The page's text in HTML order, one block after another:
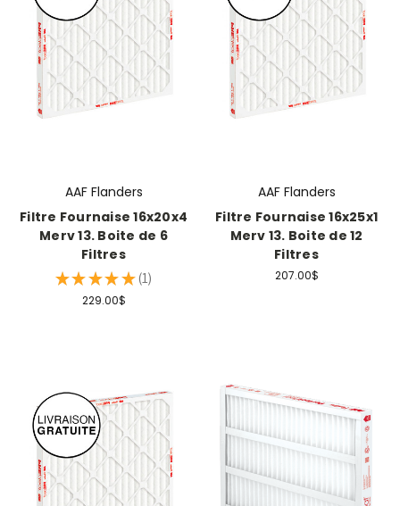
AAF Flanders
Filtre Fournaise 16x20x4
Merv 13. Boite de 6
Filtres
★ ★ ★ ★ ★ 1
1
229.00$
AAF Flanders
Filtre Fournaise 16x25x1
Merv 13. Boite de 12
Filtres
207.00$